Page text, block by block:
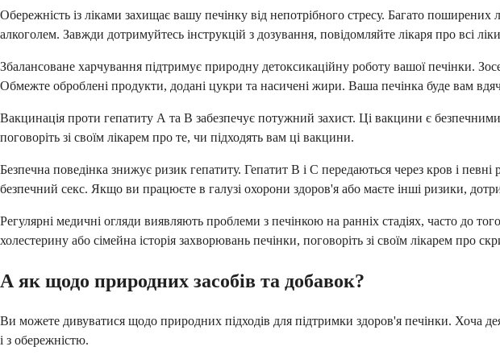
Обережність із ліками захищає вашу печінку від непотрібного стресу. Багато
алкоголем. Завжди дотримуйтесь інструкцій з дозування, повідомляйте лікаря про всі
Збалансоване харчування підтримує природну детоксикаційну роботу вашої печінки.
Обмежте оброблені продукти, додані цукри та насичені жири. Ваша печінка буде вам
Вакцинація проти гепатиту А та В забезпечує потужний захист. Ці вакцини є
поговоріть зі своїм лікарем про те, чи підходять вам ці вакцини.
Безпечна поведінка знижує ризик гепатиту. Гепатит В і С передаються через кров і
безпечний секс. Якщо ви працюєте в галузі охорони здоров'я або маєте інші ризики,
Регулярні медичні огляди виявляють проблеми з печінкою на ранніх стадіях, часто до
холестерину або сімейна історія захворювань печінки, поговоріть зі своїм лікарем про
А як щодо природних засобів та добавок?
Ви можете дивуватися щодо природних підходів для підтримки здоров'я печінки. Хоча
і з обережністю.